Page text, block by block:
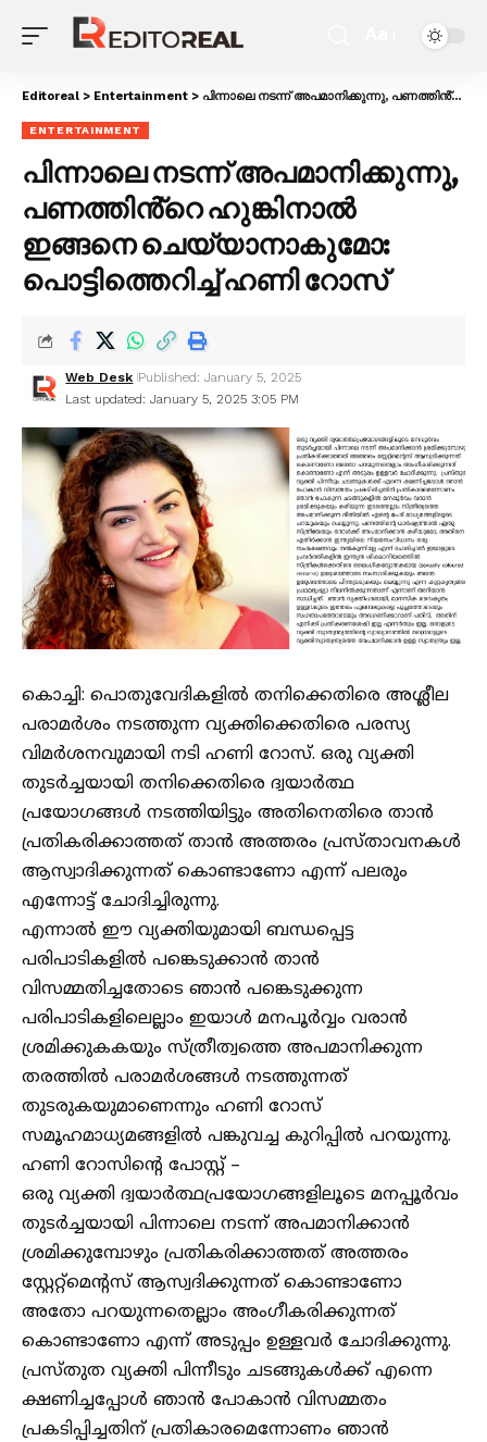
Editoreal > Entertainment > പിന്നാലെ നടന്ന് അപമാനിക്കുന്നു, പണത്തിൻ്റെ ഹുങ്കിനാൽ ഇങ്ങനെ ചെയ്യാനാകുമോ: പൊട്ടിത്തെറിച്ച് ഹണി റോസ്
ENTERTAINMENT
പിന്നാലെ നടന്ന് അപമാനിക്കുന്നു,
പണത്തിൻ്റെ ഹുങ്കിനാൽ
ഇങ്ങനെ ചെയ്യാനാകുമോ:
പൊട്ടിത്തെറിച്ച് ഹണി റോസ്
Last updated: January 5, 2025 3:05 PM
Web Desk Published: January 5, 2025
കൊച്ചി: പൊതുവേദികളിൽ തനിക്കെതിരെ അശ്ലീല
പരാമർശം നടത്തുന്ന വ്യക്തിക്കെതിരെ പരസ്യ
വിമർശനവുമായി നടി ഹണി റോസ്. ഒരു വ്യക്തി
തുടർച്ചയായി തനിക്കെതിരെ ദ്വയാർത്ഥ
പ്രയോഗങ്ങൾ നടത്തിയിട്ടും അതിനെതിരെ താൻ
പ്രതികരിക്കാത്തത് താൻ അത്തരം പ്രസ്താവനകൾ
ആസ്വാദിക്കുന്നത് കൊണ്ടാണോ എന്ന് പലരും
എന്നോട്ട് ചോദിച്ചിരുന്നു.
എന്നാൽ ഈ വ്യക്തിയുമായി ബന്ധപ്പെട്ട
പരിപാടികളിൽ പങ്കെടുക്കാൻ താൻ
വിസമ്മതിച്ചതോടെ ഞാൻ പങ്കെടുക്കുന്ന
പരിപാടികളിലെല്ലാം ഇയാൾ മനപൂർവ്വം വരാൻ
ശ്രമിക്കുകകയും സ്ത്രീത്വത്തെ അപമാനിക്കുന്ന
തരത്തിൽ പരാമർശങ്ങൾ നടത്തുന്നത്
തുടരുകയുമാണെന്നും ഹണി റോസ്
സമൂഹമാധ്യമങ്ങളിൽ പങ്കുവച്ച കുറിപ്പിൽ പറയുന്നു.
ഹണി റോസിൻ്റെ പോസ്റ്റ് –
ഒരു വ്യക്തി ദ്വയാർത്ഥപ്രയോഗങ്ങളിലൂടെ മനപ്പൂർവം
തുടർച്ചയായി പിന്നാലെ നടന്ന് അപമാനിക്കാൻ
ശ്രമിക്കുമ്പോഴും പ്രതികരിക്കാത്തത് അത്തരം
സ്റ്റേറ്റ്മെന്റസ് ആസ്വദിക്കുന്നത് കൊണ്ടാണോ
അതോ പറയുന്നതെല്ലാം അംഗീകരിക്കുന്നത്
കൊണ്ടാണോ എന്ന് അടുപ്പം ഉള്ളവർ ചോദിക്കുന്നു.
പ്രസ്തുത വ്യക്തി പിന്നീടും ചടങ്ങുകൾക്ക് എന്നെ
ക്ഷണിച്ചപ്പോൾ ഞാൻ പോകാൻ വിസമ്മതം
പ്രകടിപ്പിച്ചതിന് പ്രതികാരമെന്നോണം ഞാൻ